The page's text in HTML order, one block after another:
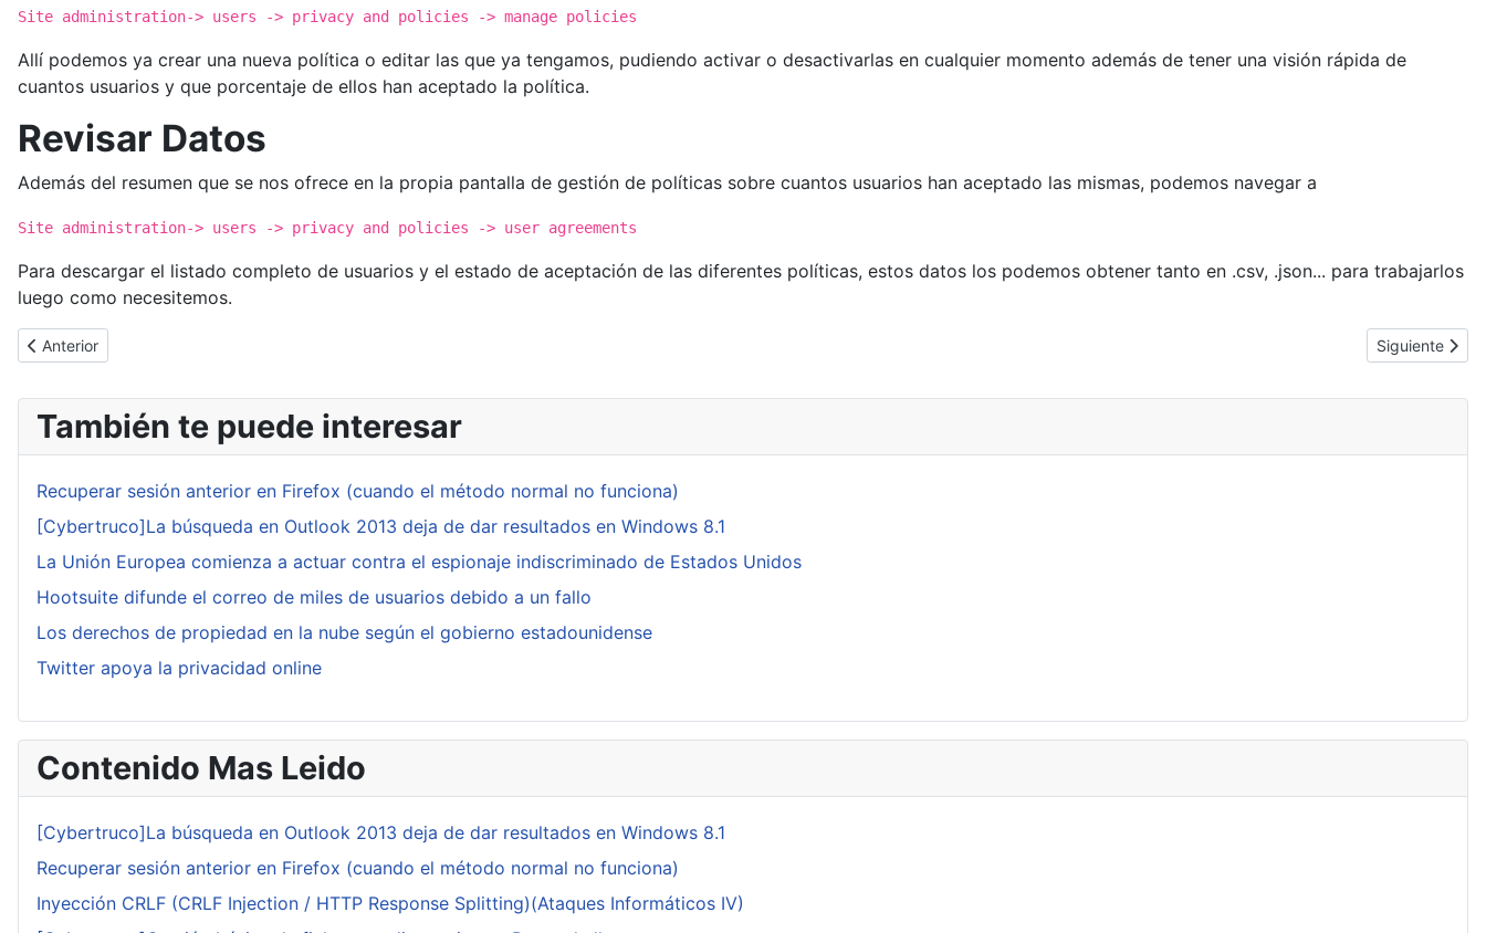
Site administration-> users -> privacy and policies -> manage policies
Allí podemos ya crear una nueva política o editar las que ya tengamos, pudiendo activar o desactivarlas en cualquier momento además de tener una visión rápida de
cuantos usuarios y que porcentaje de ellos han aceptado la política.
Revisar Datos
Además del resumen que se nos ofrece en la propia pantalla de gestión de políticas sobre cuantos usuarios han aceptado las mismas, podemos navegar a
Site administration-> users -> privacy and policies -> user agreements
Para descargar el listado completo de usuarios y el estado de aceptación de las diferentes políticas, estos datos los podemos obtener tanto en .csv, .json... para trabajarlos
luego como necesitemos.
Artículo anterior: [Cybertruco] Dominando la función de ficheros bajo demanda del cliente de OneDrive
Anterior Artículo
Siguiente
También te puede interesar
Recuperar sesión anterior en Firefox (cuando el método normal no funciona)
[Cybertruco]La búsqueda en Outlook 2013 deja de dar resultados en Windows 8.1
La Unión Europea comienza a actuar contra el espionaje indiscriminado de Estados Unidos
Hootsuite difunde el correo de miles de usuarios debido a un fallo
Los derechos de propiedad en la nube según el gobierno estadounidense
Twitter apoya la privacidad online
Contenido Mas Leido
[Cybertruco]La búsqueda en Outlook 2013 deja de dar resultados en Windows 8.1
Recuperar sesión anterior en Firefox (cuando el método normal no funciona)
Inyección CRLF (CRLF Injection / HTTP Response Splitting)(Ataques Informáticos IV)